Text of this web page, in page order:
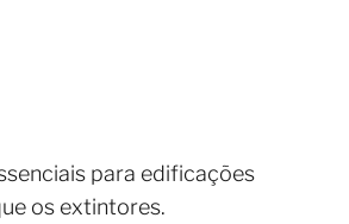
para edificações
os extintores.